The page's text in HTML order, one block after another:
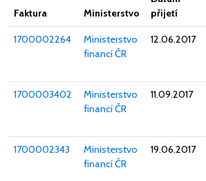
Faktura Ministerstvo
přijetí
1700002264
Ministerstvo
financí ČR
12.06.2017
1700003402
Ministerstvo
financí ČR
11.09.2017
1700002343
Ministerstvo
financí ČR
19.06.2017